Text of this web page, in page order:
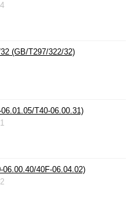
(GB/T297/322/32)
T40-06.00.31)
40F-06.04.02)